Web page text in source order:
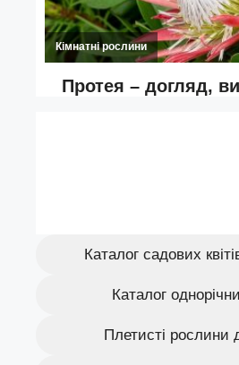
Каталог садових
Каталог
Плетисті рослини